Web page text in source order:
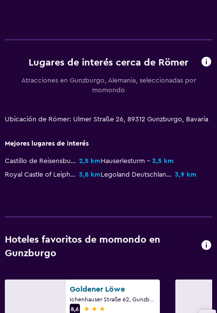
Lugares de interés cerca de Römer
Atracciones en Gunzburgo, Alemania, seleccionadas por
momondo
Ubicación de Römer: Ulmer Straße 26, 89312 Gunzburgo, Bavaria
Mejores lugares de interés
Castillo de Reisensburg 2,5 kmHauserlesturm
3,5 km
Royal Castle of Leipheim 3,8 km Legoland Deutschland 3,9 km
Hoteles favoritos de momondo en
Gunzburgo
Goldener Löwe
8,6
3 estrellas